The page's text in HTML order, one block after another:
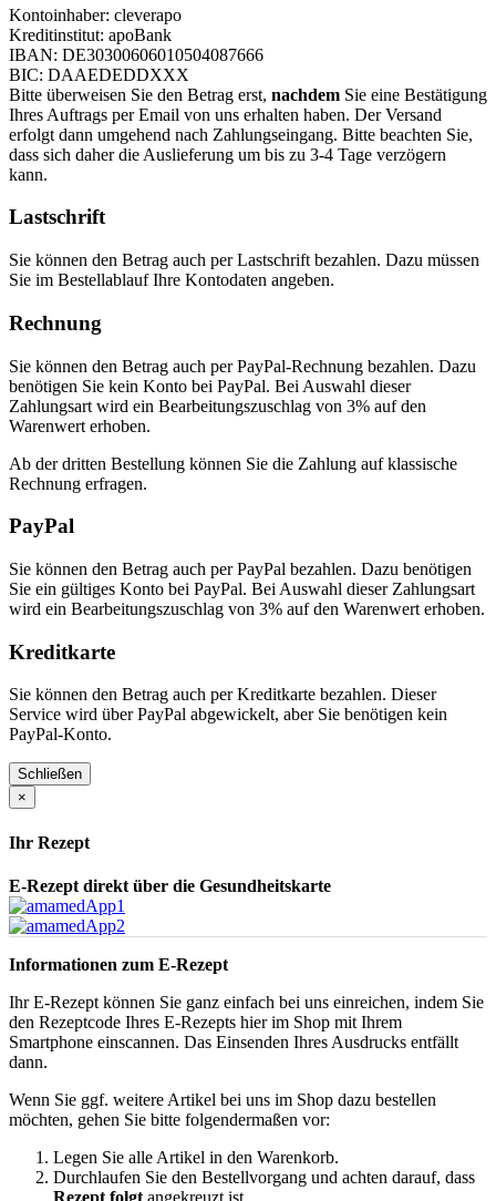
Kontoinhaber: cleverapo
Kreditinstitut: apoBank
IBAN: DE30300606010504087666
BIC: DAAEDEDDXXX
Bitte überweisen Sie den Betrag erst, nachdem Sie eine Bestätigung
Ihres Auftrags per Email von uns erhalten haben. Der Versand
erfolgt dann umgehend nach Zahlungseingang. Bitte beachten Sie,
dass sich daher die Auslieferung um bis zu 3-4 Tage verzögern
kann.
Lastschrift
Sie können den Betrag auch per Lastschrift bezahlen. Dazu müssen
Sie im Bestellablauf Ihre Kontodaten angeben.
Rechnung
Sie können den Betrag auch per PayPal-Rechnung bezahlen. Dazu
benötigen Sie kein Konto bei PayPal. Bei Auswahl dieser
Zahlungsart wird ein Bearbeitungszuschlag von 3% auf den
Warenwert erhoben.
Ab der dritten Bestellung können Sie die Zahlung auf klassische
Rechnung erfragen.
PayPal
Sie können den Betrag auch per PayPal bezahlen. Dazu benötigen
Sie ein gültiges Konto bei PayPal. Bei Auswahl dieser Zahlungsart
wird ein Bearbeitungszuschlag von 3% auf den Warenwert erhoben.
Kreditkarte
Sie können den Betrag auch per Kreditkarte bezahlen. Dieser
Service wird über PayPal abgewickelt, aber Sie benötigen kein
PayPal-Konto.
Schließen
×
Ihr Rezept
E-Rezept direkt über die Gesundheitskarte
Informationen zum E-Rezept
Ihr E-Rezept können Sie ganz einfach bei uns einreichen, indem Sie
den Rezeptcode Ihres E-Rezepts hier im Shop mit Ihrem
Smartphone einscannen. Das Einsenden Ihres Ausdrucks entfällt
dann.
Wenn Sie ggf. weitere Artikel bei uns im Shop dazu bestellen
möchten, gehen Sie bitte folgendermaßen vor:
Legen Sie alle Artikel in den Warenkorb.
Durchlaufen Sie den Bestellvorgang und achten darauf, dass
Rezept folgt angekreuzt ist.